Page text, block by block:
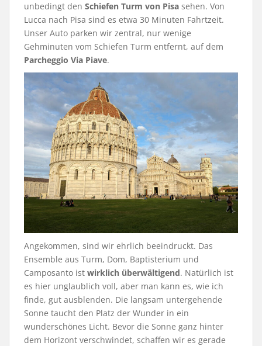
unbedingt den Schiefen Turm von Pisa sehen. Von
Lucca nach Pisa sind es etwa 30 Minuten Fahrtzeit.
Unser Auto parken wir zentral, nur wenige
Gehminuten vom Schiefen Turm entfernt, auf dem
Parcheggio Via Piave.
Angekommen, sind wir ehrlich beeindruckt. Das
Ensemble aus Turm, Dom, Baptisterium und
Camposanto ist wirklich überwältigend. Natürlich ist
es hier unglaublich voll, aber man kann es, wie ich
finde, gut ausblenden. Die langsam untergehende
Sonne taucht den Platz der Wunder in ein
wunderschönes Licht. Bevor die Sonne ganz hinter
dem Horizont verschwindet, schaffen wir es gerade